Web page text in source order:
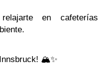
en cafeterías
🏔️✨